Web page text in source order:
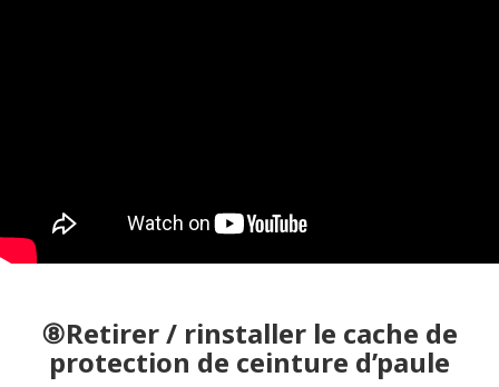
⑧Retirer / rinstaller le cache de
protection de ceinture d’paule